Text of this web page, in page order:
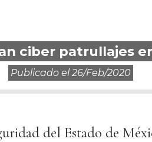
ciber patrullajes
Publicado el26/feb/2020
del Estado de